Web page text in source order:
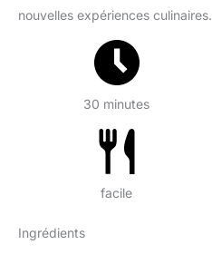
nouvelles expériences culinaires.
30 minutes
facile
Ingrédients